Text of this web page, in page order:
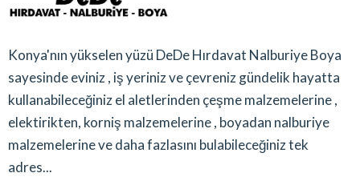
Konya'nın yükselen yüzü DeDe Hırdavat Nalburiye Boya
sayesinde eviniz , iş yeriniz ve çevreniz gündelik hayatta
kullanabileceğiniz el aletlerinden çeşme malzemelerine ,
elektirikten, korniş malzemelerine , boyadan nalburiye
malzemelerine ve daha fazlasını bulabileceğiniz tek
adres...